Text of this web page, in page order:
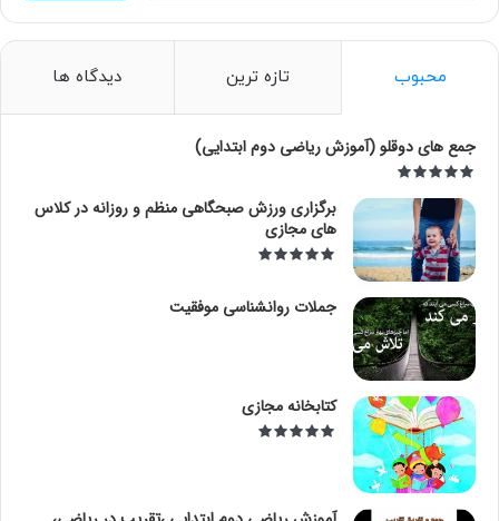
ج
محبوب تازه ترین دیدگاه ها
جمع های دوقلو (آموزش ریاضی دوم ابتدایی)
برگزاری ورزش صبحگاهی منظم و روزانه در کلاس
های مجازی
جملات روانشناسی موفقیت
کتابخانه مجازی